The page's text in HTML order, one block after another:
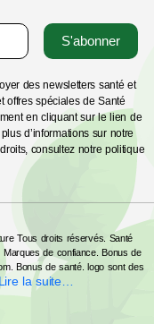
S'abonner
des newsletters santé et
offres spéciales de Santé
en cliquant sur le lien de
d’informations sur notre
consultez notre politique
Tous droits réservés. Santé
de confiance. Bonus de
Bonus de santé. logo sont des
Lire la suite…